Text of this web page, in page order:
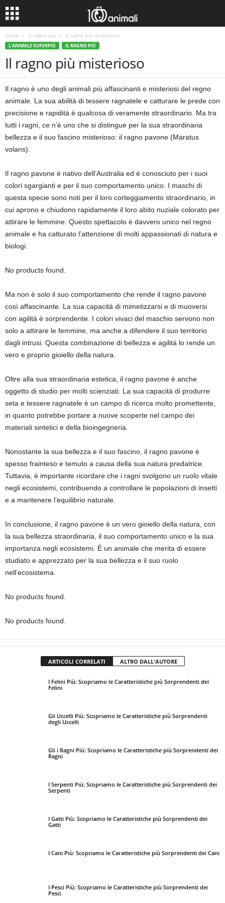
Home Il ragno più Il ragno più misterioso
L'ANIMALE SUPERPIÙ IL RAGNO PIÙ
Il ragno più misterioso
Il ragno è uno degli animali più affascinanti e misteriosi del regno
animale. La sua abilità di tessere ragnatele e catturare le prede con
precisione e rapidità è qualcosa di veramente straordinario. Ma tra
tutti i ragni, ce n’è uno che si distingue per la sua straordinaria
bellezza e il suo fascino misterioso: il ragno pavone (Maratus
volans).
Il ragno pavone è nativo dell’Australia ed è conosciuto per i suoi
colori sgargianti e per il suo comportamento unico. I maschi di
questa specie sono noti per il loro corteggiamento straordinario, in
cui aprono e chiudono rapidamente il loro abito nuziale colorato per
attirare le femmine. Questo spettacolo è davvero unico nel regno
animale e ha catturato l’attenzione di molti appassionati di natura e
biologi.
No products found.
Ma non è solo il suo comportamento che rende il ragno pavone
così affascinante. La sua capacità di mimetizzarsi e di muoversi
con agilità è sorprendente. I colori vivaci del maschio servono non
solo a attirare le femmine, ma anche a difendere il suo territorio
dagli intrusi. Questa combinazione di bellezza e agilità lo rende un
vero e proprio gioiello della natura.
Oltre alla sua straordinaria estetica, il ragno pavone è anche
oggetto di studio per molti scienziati. La sua capacità di produrre
seta e tessere ragnatele è un campo di ricerca molto promettente,
in quanto potrebbe portare a nuove scoperte nel campo dei
materiali sintetici e della bioingegneria.
Nonostante la sua bellezza e il suo fascino, il ragno pavone è
spesso frainteso e temuto a causa della sua natura predatrice.
Tuttavia, è importante ricordare che i ragni svolgono un ruolo vitale
negli ecosistemi, contribuendo a controllare le popolazioni di insetti
e a mantenere l’equilibrio naturale.
In conclusione, il ragno pavone è un vero gioiello della natura, con
la sua bellezza straordinaria, il suo comportamento unico e la sua
importanza negli ecosistemi. È un animale che merita di essere
studiato e apprezzato per la sua bellezza e il suo ruolo
nell’ecosistema.
No products found.
No products found.
ARTICOLI CORRELATI ALTRO DALL'AUTORE
I Felini Più: Scopriamo le Caratteristiche più Sorprendenti dei
Felini
Gli Uccelli Più: Scopriamo le Caratteristiche più Sorprendenti
degli Uccelli
Gli i Ragni Più: Scopriamo le Caratteristiche più Sorprendenti dei
Ragni
I Serpenti Più: Scopriamo le Caratteristiche più Sorprendenti dei
Serpenti
I Gatti Più: Scopriamo le Caratteristiche più Sorprendenti dei
Gatti
I Cani Più: Scopriamo le Caratteristiche più Sorprendenti dei Cani
I Pesci Più: Scopriamo le Caratteristiche più Sorprendenti dei
Pesci